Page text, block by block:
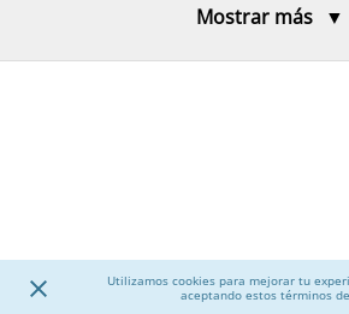
Utilizamos cookies para mejorar tu
aceptando estos términos
toda la familia. Aquí encontrarás
Calzado para Mujer
Descubre una amplia selección de
Mostrar más